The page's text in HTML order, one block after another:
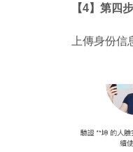
【4】第四步
上傳身份